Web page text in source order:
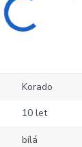
Korado
10 let
bílá